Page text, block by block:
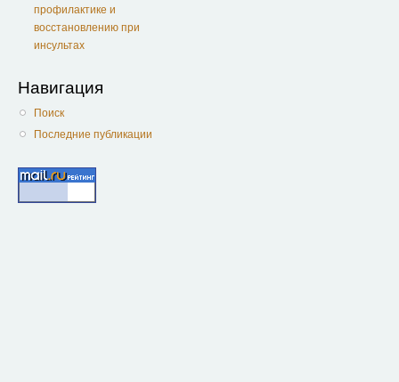
профилактике и
восстановлению при
инсультах
Навигация
Поиск
Последние публикации